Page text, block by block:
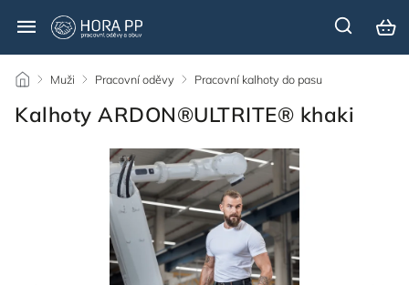
/ Muži / Pracovní oděvy / Pracovní kalhoty do pasu
Kalhoty ARDON®ULTRITE® khaki